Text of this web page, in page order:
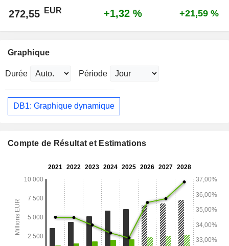
272,55 EUR +1,32 % +21,59 %
Graphique
Durée Période
DB1: Graphique dynamique
Compte de Résultat et Estimations